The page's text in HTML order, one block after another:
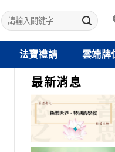
法寶禮請 雲端牌
最新消息